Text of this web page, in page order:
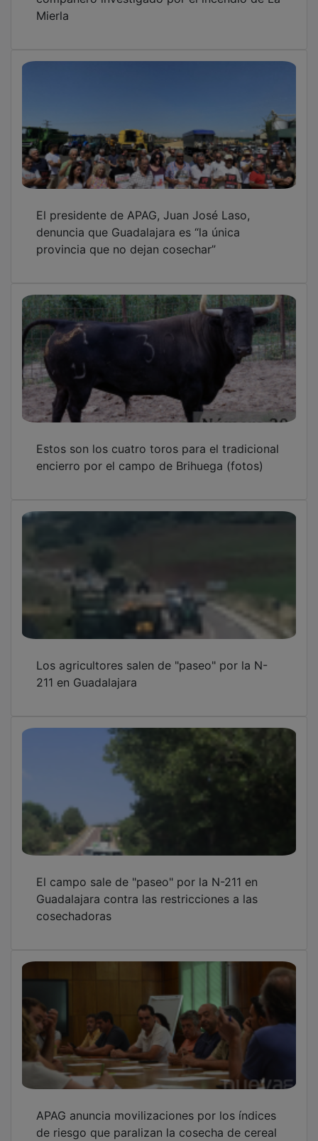
Mierla
El presidente de APAG, Juan José Laso,
denuncia que Guadalajara es “la única
provincia que no dejan cosechar”
Estos son los cuatro toros para el tradicional
encierro por el campo de Brihuega (fotos)
Los agricultores salen de "paseo" por la N-
211 en Guadalajara
El campo sale de "paseo" por la N-211 en
Guadalajara contra las restricciones a las
cosechadoras
APAG anuncia movilizaciones por los índices
de riesgo que paralizan la cosecha de cereal